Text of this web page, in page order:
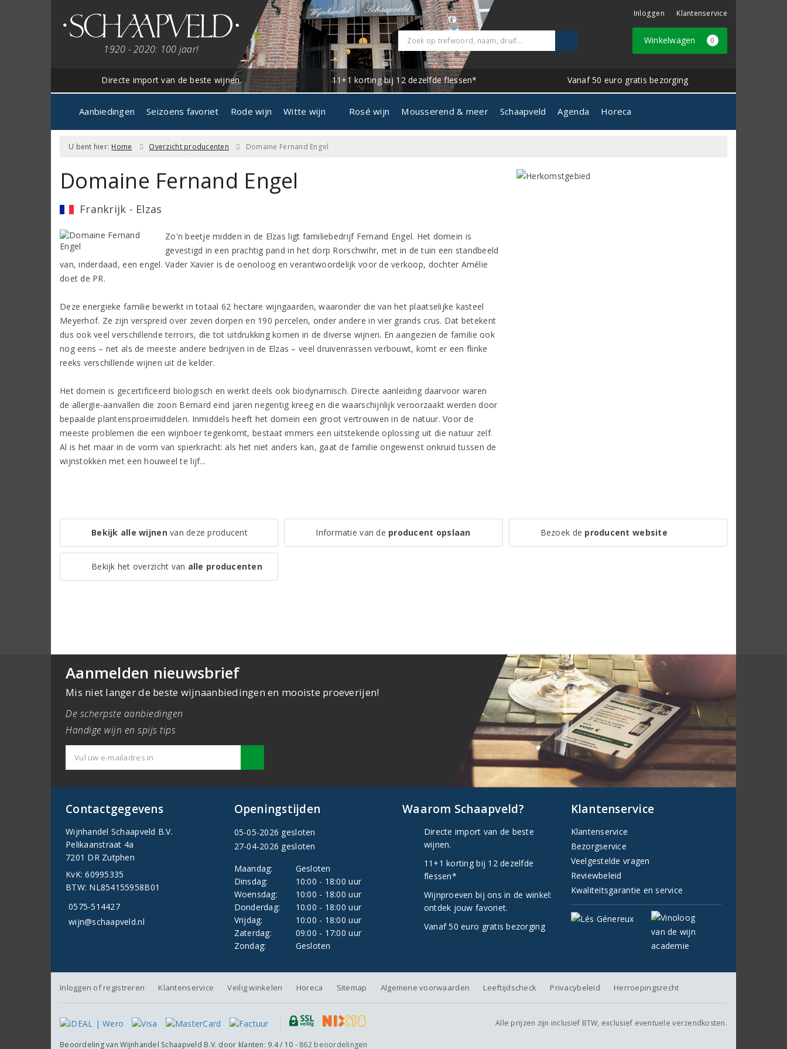
1920 - 2020: 100 jaar!
Inloggen Klantenservice
Winkelwagen 0
Directe import van de beste wijnen. 11+1 korting bij 12 dezelfde flessen* Vanaf 50 euro gratis bezorging
Aanbiedingen Seizoens favoriet Rode wijn Witte wijn Rosé wijn Mousserend & meer Schaapveld Agenda Horeca
U bent hier: Home Overzicht producenten Domaine Fernand Engel
Domaine Fernand Engel
Frankrijk - Elzas
Zo'n beetje midden in de Elzas ligt familiebedrijf Fernand Engel. Het domein is
gevestigd in een prachtig pand in het dorp Rorschwihr, met in de tuin een standbeeld
van, inderdaad, een engel. Vader Xavier is de oenoloog en verantwoordelijk voor de verkoop, dochter Amélie
doet de PR.
Deze energieke familie bewerkt in totaal 62 hectare wijngaarden, waaronder die van het plaatselijke kasteel
Meyerhof. Ze zijn verspreid over zeven dorpen en 190 percelen, onder andere in vier grands crus. Dat betekent
dus ook veel verschillende terroirs, die tot uitdrukking komen in de diverse wijnen. En aangezien de familie ook
nog eens – net als de meeste andere bedrijven in de Elzas – veel druivenrassen verbouwt, komt er een flinke
reeks verschillende wijnen uit de kelder.
Het domein is gecertificeerd biologisch en werkt deels ook biodynamisch. Directe aanleiding daarvoor waren
de allergie-aanvallen die zoon Bernard eind jaren negentig kreeg en die waarschijnlijk veroorzaakt werden door
bepaalde plantensproeimiddelen. Inmiddels heeft het domein een groot vertrouwen in de natuur. Voor de
meeste problemen die een wijnboer tegenkomt, bestaat immers een uitstekende oplossing uit die natuur zelf.
Al is het maar in de vorm van spierkracht: als het niet anders kan, gaat de familie ongewenst onkruid tussen de
wijnstokken met een houweel te lijf...
Bekijk alle wijnenvan deze producent Informatie van de producent opslaan Bezoek de producent website
Bekijk het overzicht van alle producenten
Aanmelden nieuwsbrief
Mis niet langer de beste wijnaanbiedingen en mooiste proeverijen!
De scherpste aanbiedingen
Handige wijn en spijs tips
Contactgegevens
Wijnhandel Schaapveld B.V.
Pelikaanstraat 4a
7201 DR Zutphen
KvK: 60995335
BTW: NL854155958B01
0575-514427
wijn@schaapveld.nl
Openingstijden
05-05-2026 gesloten
27-04-2026 gesloten
Maandag:
Gesloten
Dinsdag:
10:00 - 18:00 uur
Woensdag:
10:00 - 18:00 uur
Donderdag:
10:00 - 18:00 uur
Vrijdag:
10:00 - 18:00 uur
Zaterdag:
09:00 - 17:00 uur
Zondag:
Gesloten
Waarom Schaapveld?
Directe import van de beste
wijnen.
11+1 korting bij 12 dezelfde
flessen*
Wijnproeven bij ons in de winkel:
ontdek jouw favoriet.
Vanaf 50 euro gratis bezorging
Klantenservice
Klantenservice
Bezorgservice
Veelgestelde vragen
Reviewbeleid
Kwaliteitsgarantie en service
Inloggen of registreren Klantenservice Veilig winkelen Horeca Sitemap Algemene voorwaarden Leeftijdscheck Privacybeleid Herroepingsrecht
Alle prijzen zijn inclusief BTW, exclusief eventuele verzendkosten.
Beoordeling vanWijnhandel Schaapveld B.V. door klanten: 9.4/ 10 - 862 beoordelingen